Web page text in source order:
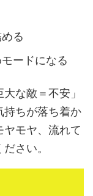
る
ードになる
な敵＝不安」
持ちが落ち着か
モヤ、流れて
さい。